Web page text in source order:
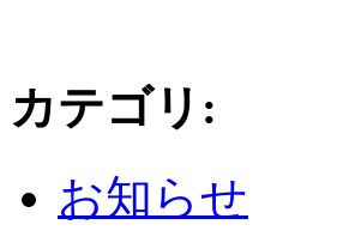
カテゴリ :
お知らせ